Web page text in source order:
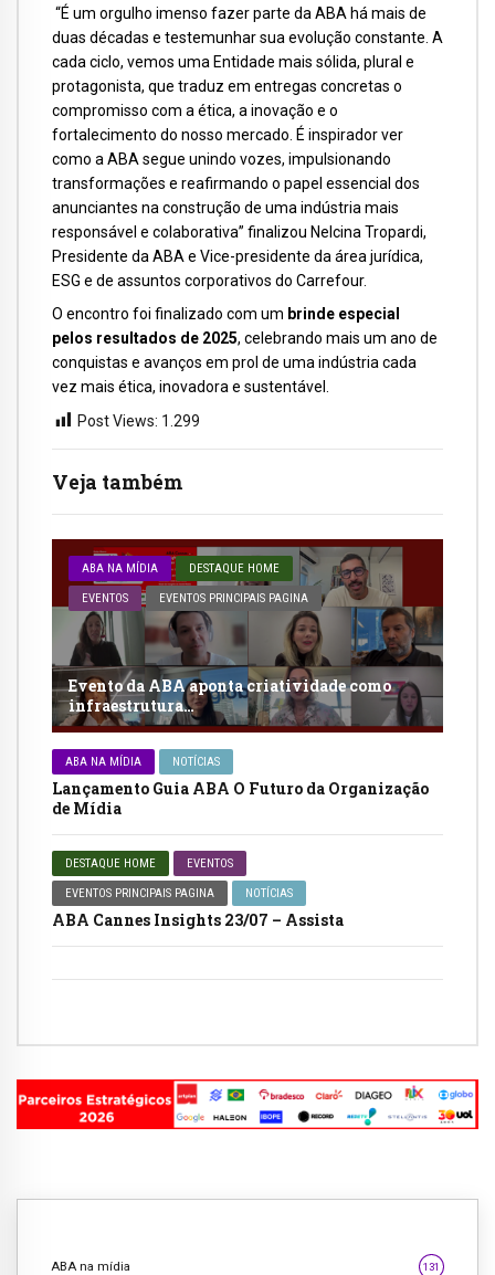
Veja também
ABA NA MÍDIA DESTAQUE HOME
EVENTOS EVENTOS PRINCIPAIS PAGINA
Evento da ABA aponta criatividade como
infraestrutura…
ABA NA MÍDIA NOTÍCIAS
Lançamento Guia ABA O Futuro da Organização
de Mídia
DESTAQUE HOME EVENTOS
EVENTOS PRINCIPAIS PAGINA NOTÍCIAS
ABA Cannes Insights 23/07 – Assista
“É um orgulho imenso fazer parte da ABA há mais de
duas décadas e testemunhar sua evolução constante. A
cada ciclo, vemos uma Entidade mais sólida, plural e
protagonista, que traduz em entregas concretas o
compromisso com a ética, a inovação e o
fortalecimento do nosso mercado. É inspirador ver
como a ABA segue unindo vozes, impulsionando
transformações e reafirmando o papel essencial dos
anunciantes na construção de uma indústria mais
responsável e colaborativa” finalizou Nelcina Tropardi,
Presidente da ABA e Vice-presidente da área jurídica,
ESG e de assuntos corporativos do Carrefour.
O encontro foi finalizado com um brinde especial
pelos resultados de 2025, celebrando mais um ano de
conquistas e avanços em prol de uma indústria cada
vez mais ética, inovadora e sustentável.
Post Views: 1.299
ABA na mídia 131